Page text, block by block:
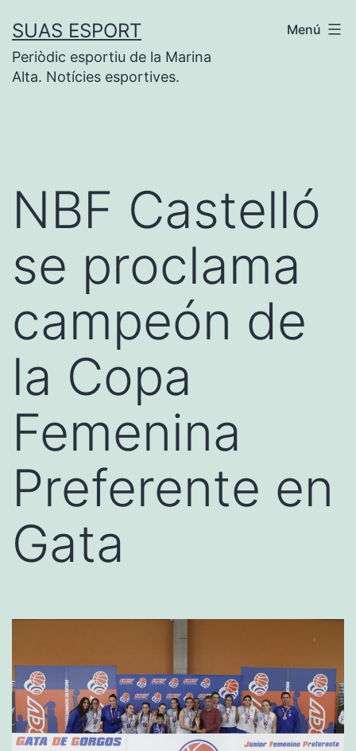
contenido
SUAS ESPORT
Periòdic esportiu de la Marina
Alta. Notícies esportives.
Menú
NBF Castelló
se proclama
campeón de
la Copa
Femenina
Preferente en
Gata